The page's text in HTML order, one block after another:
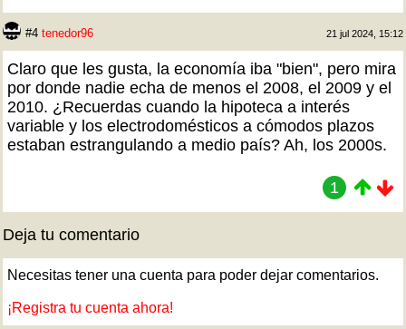
#4 tenedor96 21 jul 2024, 15:12
Claro que les gusta, la economía iba "bien", pero mira
por donde nadie echa de menos el 2008, el 2009 y el
2010. ¿Recuerdas cuando la hipoteca a interés
variable y los electrodomésticos a cómodos plazos
estaban estrangulando a medio país? Ah, los 2000s.
1
Deja tu comentario
Necesitas tener una cuenta para poder dejar comentarios.
¡Registra tu cuenta ahora!